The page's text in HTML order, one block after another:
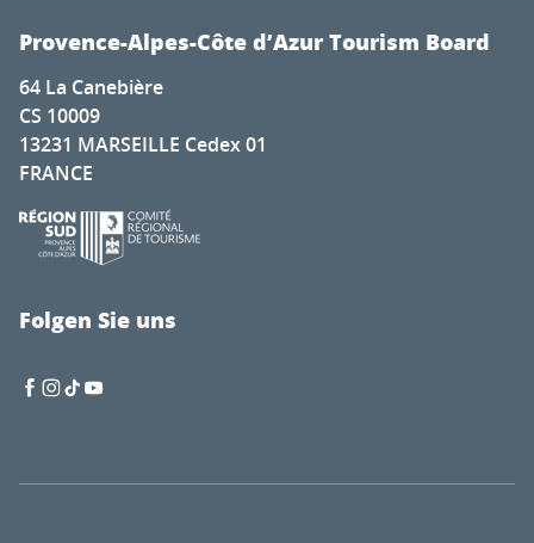
Provence-Alpes-Côte d’Azur Tourism Board
64 La Canebière
CS 10009
13231 MARSEILLE Cedex 01
FRANCE
Folgen Sie uns